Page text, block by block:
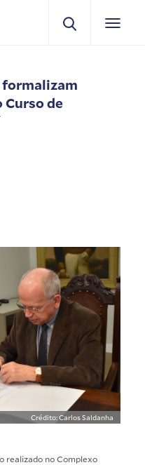
formalizam
Curso de
Crédito: Carlos Saldanha
realizado no Complexo